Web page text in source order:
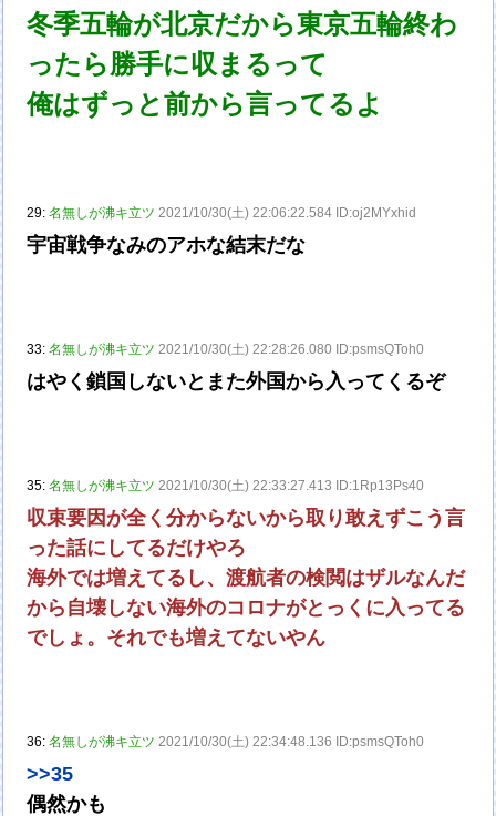
冬季五輪が北京だから東京五輪終わ
ったら勝手に収まるって
俺はずっと前から言ってるよ
29:名無しが沸キ立ツ 2021/10/30(土) 22:06:22.584 ID:oj2MYxhid
宇宙戦争なみのアホな結末だな
33:名無しが沸キ立ツ 2021/10/30(土) 22:28:26.080 ID:psmsQToh0
はやく鎖国しないとまた外国から入ってくるぞ
35:名無しが沸キ立ツ 2021/10/30(土) 22:33:27.413 ID:1Rp13Ps40
収束要因が全く分からないから取り敢えずこう言
った話にしてるだけやろ
海外では増えてるし、渡航者の検閲はザルなんだ
から自壊しない海外のコロナがとっくに入ってる
でしょ。それでも増えてないやん
36:名無しが沸キ立ツ 2021/10/30(土) 22:34:48.136 ID:psmsQToh0
>>35
偶然かも